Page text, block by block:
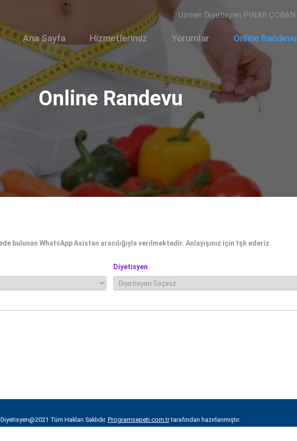
Uzman Diyetisyen PINAR ÇOBAN
Ana Sayfa Hizmetlerimiz Yorumlar Online Randevu
Online Randevu
bulunan WhatsApp Asistan aracılığıyla verilmektedir. Anlayışınız için tşk ederiz.
Diyetisyen
Tüm Hakları Saklıdır. Programsepeti.com.trtarafından hazırlanmıştır.